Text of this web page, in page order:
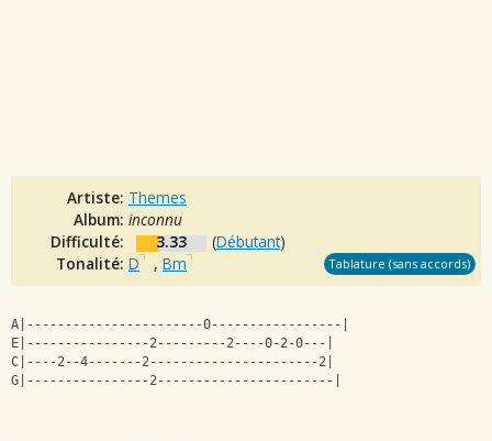
Artiste: Themes
Album: inconnu
Difficulté:
3.33 (Débutant)
Tonalité: D , Bm Tablature (sans accords)
A|-----------------------0-----------------|
E|----------------2---------2----0-2-0---|
C|----2--4-------2----------------------2|
G|----------------2-----------------------|